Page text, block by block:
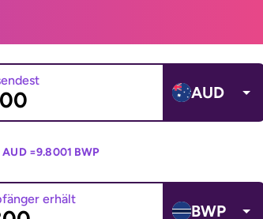
AUD
AUD =9.8001 BWP
erhält
BWP